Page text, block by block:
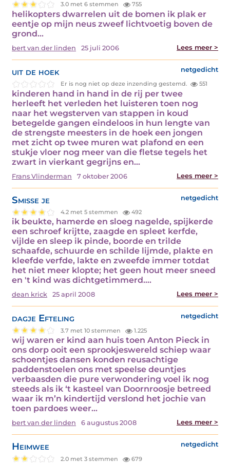
3.0 met 6 stemmen 755
helikopters dwarrelen uit de bomen ik plak er
eentje op mijn neus zweef lichtvoetig boven de
grond…
bert van der linden 25 juli 2006 Lees meer >
uit de hoek netgedicht
Er is nog niet op deze inzending gestemd. 551
kinderen hand in hand in de rij per twee
herleeft het verleden het luisteren toen nog
naar het wegsterven van stappen in koud
betegelde gangen eindeloos in hun lengte van
de strengste meesters in de hoek een jongen
met zicht op twee muren wat plafond en een
stukje vloer nog meer van die fletse tegels het
zwart in vierkant gegrijns en…
Frans Vlinderman 7 oktober 2006 Lees meer >
Smisse je netgedicht
4.2 met 5 stemmen 492
ik beukte, hamerde en sloeg nagelde, spijkerde
een schroef krijtte, zaagde en spleet kerfde,
vijlde en sleep ik pinde, boorde en trilde
schaafde, schuurde en schilde lijmde, plakte en
kleefde verfde, lakte en zweefde immer totdat
het niet meer klopte; het geen hout meer sneed
en 't kind was dichtgetimmerd.…
dean krick 25 april 2008 Lees meer >
dagje Efteling netgedicht
3.7 met 10 stemmen 1.225
wij waren er kind aan huis toen Anton Pieck in
ons dorp ooit een sprookjeswereld schiep waar
schoentjes dansen konden reusachtige
paddenstoelen ons met speelse deuntjes
verbaasden die pure verwondering voel ik nog
steeds als ik ‘t kasteel van Doornroosje betreed
waar ik m’n kindertijd verslond het jochie van
toen pardoes weer…
bert van der linden 6 augustus 2008 Lees meer >
Heimwee netgedicht
2.0 met 3 stemmen 679